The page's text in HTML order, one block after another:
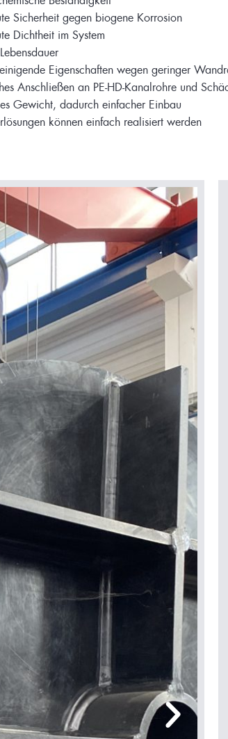
Sicherheit gegen biogene Korrosion
Dichtheit im System
Eigenschaften wegen geringer
Anschließen an PE-HD-Kanalrohre und
Gewicht, dadurch einfacher Einbau
können einfach realisiert werden